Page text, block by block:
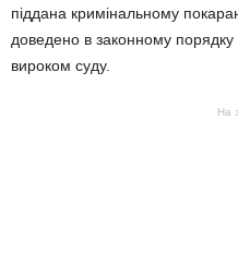
піддана кримінальному
доведено в законному
вироком суду.
На